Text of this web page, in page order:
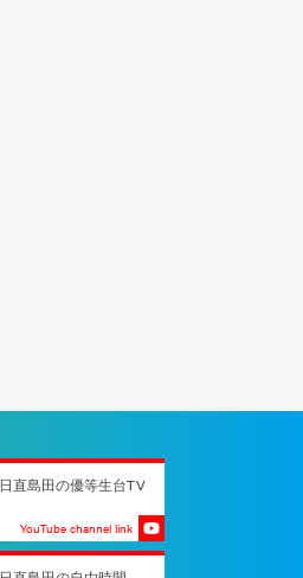
日直島田の優等生台TV
YouTube channel link